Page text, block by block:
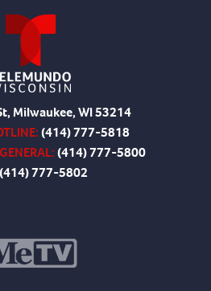
Milwaukee, WI 53214
(414) 777-5818
(414) 777-5800
(414) 777-5802